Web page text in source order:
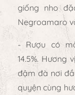
giống nho
Negroamaro
- Rượu có
14.5%.
đậm đà nơi
quyện cùng